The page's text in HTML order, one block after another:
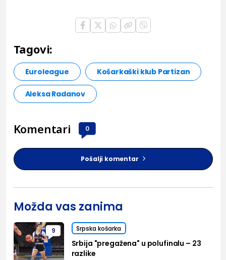
Tagovi:
Euroleague Košarkaški klub Partizan
Aleksa Radanov
Komentari 0
Pošalji komentar
Možda vas zanima
9 Srpska košarka
Srbija "pregažena" u polufinalu – 23
razlike